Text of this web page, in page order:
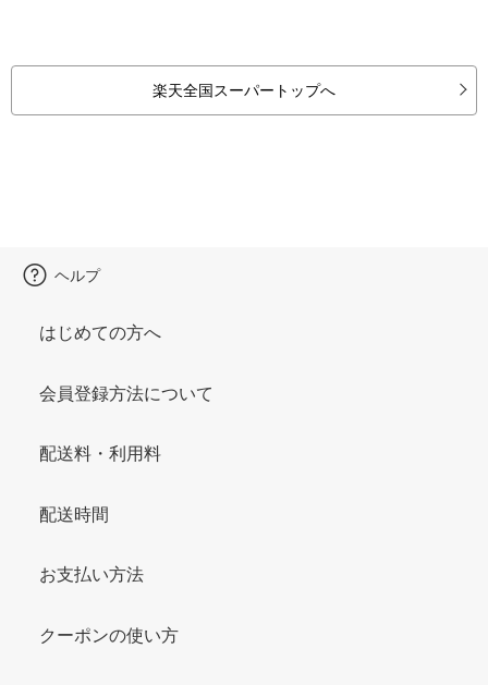
楽天全国スーパートップへ
ヘルプ
はじめての方へ
会員登録方法について
配送料・利用料
配送時間
お支払い方法
クーポンの使い方